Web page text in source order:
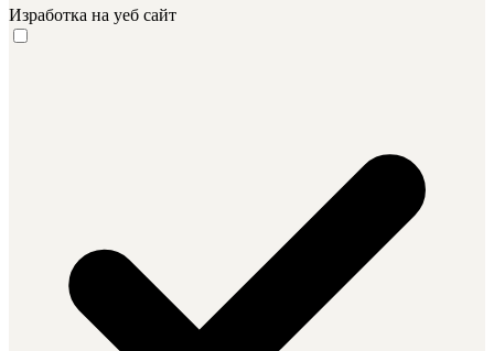
Изработка на уеб сайт